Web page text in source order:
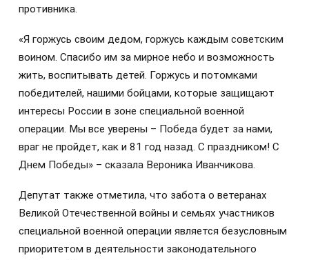
противника.
«Я горжусь своим дедом, горжусь каждым советским
воином. Спасибо им за мирное небо и возможность
жить, воспитывать детей. Горжусь и потомками
победителей, нашими бойцами, которые защищают
интересы России в зоне специальной военной
операции. Мы все уверены – Победа будет за нами,
враг не пройдет, как и 81 год назад. С праздником! С
Днем Победы» – сказала Вероника Иванчикова.
Депутат также отметила, что забота о ветеранах
Великой Отечественной войны и семьях участников
специальной военной операции является безусловным
приоритетом в деятельности законодательного